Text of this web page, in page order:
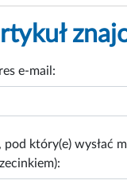
e-mail:
pod który(e) wysłać